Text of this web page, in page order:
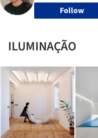
Follow
ILUMINAÇÃO